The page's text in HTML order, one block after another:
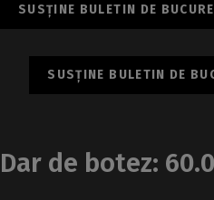
SUSȚINE BULETIN DE
SUSȚINE BULETIN DE
Dar de botez: